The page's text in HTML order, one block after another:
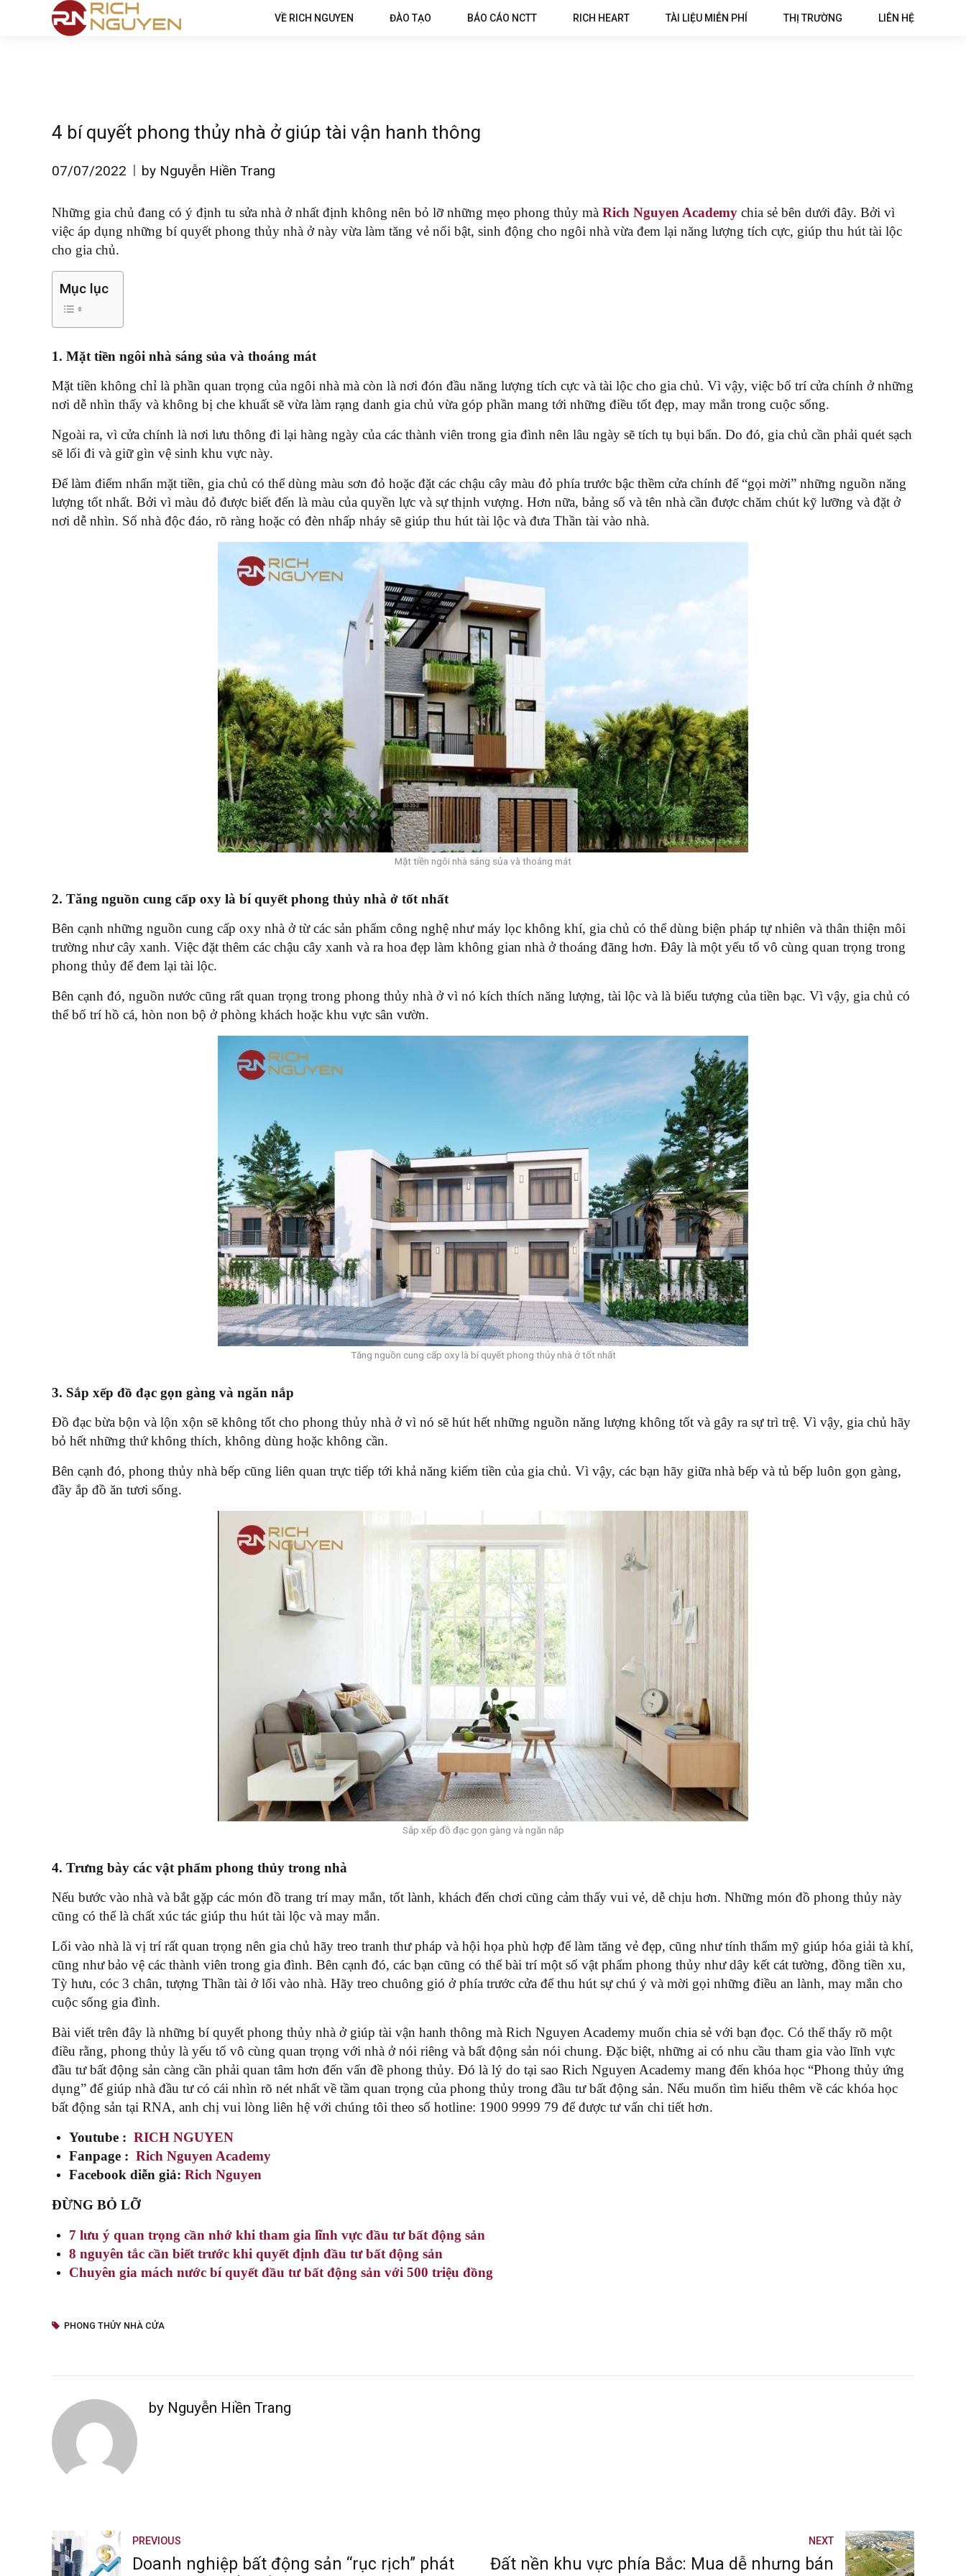
VỀ RICH NGUYEN ĐÀO TẠO BÁO CÁO NCTT RICH HEART TÀI LIỆU MIỄN PHÍ THỊ TRƯỜNG LIÊN HỆ
4 bí quyết phong thủy nhà ở giúp tài vận hanh thông
07/07/2022 by Nguyễn Hiền Trang
Những gia chủ đang có ý định tu sửa nhà ở nhất định không nên bỏ lỡ những mẹo phong thủy mà Rich Nguyen Academy chia sẻ bên dưới đây. Bởi vì
việc áp dụng những bí quyết phong thủy nhà ở này vừa làm tăng vẻ nổi bật, sinh động cho ngôi nhà vừa đem lại năng lượng tích cực, giúp thu hút tài lộc
cho gia chủ.
Mục lục
1. Mặt tiền ngôi nhà sáng sủa và thoáng mát
Mặt tiền không chỉ là phần quan trọng của ngôi nhà mà còn là nơi đón đầu năng lượng tích cực và tài lộc cho gia chủ. Vì vậy, việc bố trí cửa chính ở những
nơi dễ nhìn thấy và không bị che khuất sẽ vừa làm rạng danh gia chủ vừa góp phần mang tới những điều tốt đẹp, may mắn trong cuộc sống.
Ngoài ra, vì cửa chính là nơi lưu thông đi lại hàng ngày của các thành viên trong gia đình nên lâu ngày sẽ tích tụ bụi bẩn. Do đó, gia chủ cần phải quét sạch
sẽ lối đi và giữ gìn vệ sinh khu vực này.
Để làm điểm nhấn mặt tiền, gia chủ có thể dùng màu sơn đỏ hoặc đặt các chậu cây màu đỏ phía trước bậc thềm cửa chính để “gọi mời” những nguồn năng
lượng tốt nhất. Bởi vì màu đỏ được biết đến là màu của quyền lực và sự thịnh vượng. Hơn nữa, bảng số và tên nhà cần được chăm chút kỹ lưỡng và đặt ở
nơi dễ nhìn. Số nhà độc đáo, rõ ràng hoặc có đèn nhấp nháy sẽ giúp thu hút tài lộc và đưa Thần tài vào nhà.
Mặt tiền ngôi nhà sáng sủa và thoáng mát
2. Tăng nguồn cung cấp oxy là bí quyết phong thủy nhà ở tốt nhất
Bên cạnh những nguồn cung cấp oxy nhà ở từ các sản phẩm công nghệ như máy lọc không khí, gia chủ có thể dùng biện pháp tự nhiên và thân thiện môi
trường như cây xanh. Việc đặt thêm các chậu cây xanh và ra hoa đẹp làm không gian nhà ở thoáng đãng hơn. Đây là một yếu tố vô cùng quan trọng trong
phong thủy để đem lại tài lộc.
Bên cạnh đó, nguồn nước cũng rất quan trọng trong phong thủy nhà ở vì nó kích thích năng lượng, tài lộc và là biểu tượng của tiền bạc. Vì vậy, gia chủ có
thể bố trí hồ cá, hòn non bộ ở phòng khách hoặc khu vực sân vườn.
Tăng nguồn cung cấp oxy là bí quyết phong thủy nhà ở tốt nhất
3. Sắp xếp đồ đạc gọn gàng và ngăn nắp
Đồ đạc bừa bộn và lộn xộn sẽ không tốt cho phong thủy nhà ở vì nó sẽ hút hết những nguồn năng lượng không tốt và gây ra sự trì trệ. Vì vậy, gia chủ hãy
bỏ hết những thứ không thích, không dùng hoặc không cần.
Bên cạnh đó, phong thủy nhà bếp cũng liên quan trực tiếp tới khả năng kiếm tiền của gia chủ. Vì vậy, các bạn hãy giữa nhà bếp và tủ bếp luôn gọn gàng,
đầy ắp đồ ăn tươi sống.
Sắp xếp đồ đạc gọn gàng và ngăn nắp
4. Trưng bày các vật phẩm phong thủy trong nhà
Nếu bước vào nhà và bắt gặp các món đồ trang trí may mắn, tốt lành, khách đến chơi cũng cảm thấy vui vẻ, dễ chịu hơn. Những món đồ phong thủy này
cũng có thể là chất xúc tác giúp thu hút tài lộc và may mắn.
Lối vào nhà là vị trí rất quan trọng nên gia chủ hãy treo tranh thư pháp và hội họa phù hợp để làm tăng vẻ đẹp, cũng như tính thẩm mỹ giúp hóa giải tà khí,
cũng như bảo vệ các thành viên trong gia đình. Bên cạnh đó, các bạn cũng có thể bài trí một số vật phẩm phong thủy như dây kết cát tường, đồng tiền xu,
Tỳ hưu, cóc 3 chân, tượng Thần tài ở lối vào nhà. Hãy treo chuông gió ở phía trước cửa để thu hút sự chú ý và mời gọi những điều an lành, may mắn cho
cuộc sống gia đình.
Bài viết trên đây là những bí quyết phong thủy nhà ở giúp tài vận hanh thông mà Rich Nguyen Academy muốn chia sẻ với bạn đọc. Có thể thấy rõ một
điều rằng, phong thủy là yếu tố vô cùng quan trọng với nhà ở nói riêng và bất động sản nói chung. Đặc biệt, những ai có nhu cầu tham gia vào lĩnh vực
đầu tư bất động sản càng cần phải quan tâm hơn đến vấn đề phong thủy. Đó là lý do tại sao Rich Nguyen Academy mang đến khóa học “Phong thủy ứng
dụng” để giúp nhà đầu tư có cái nhìn rõ nét nhất về tầm quan trọng của phong thủy trong đầu tư bất động sản. Nếu muốn tìm hiểu thêm về các khóa học
bất động sản tại RNA, anh chị vui lòng liên hệ với chúng tôi theo số hotline: 1900 9999 79 để được tư vấn chi tiết hơn.
Youtube : RICH NGUYEN
Fanpage : Rich Nguyen Academy
Facebook diễn giả: Rich Nguyen
ĐỪNG BỎ LỠ
7 lưu ý quan trọng cần nhớ khi tham gia lĩnh vực đầu tư bất động sản
8 nguyên tắc cần biết trước khi quyết định đầu tư bất động sản
Chuyên gia mách nước bí quyết đầu tư bất động sản với 500 triệu đồng
PHONG THỦY NHÀ CỬA
by Nguyễn Hiền Trang
PREVIOUS
Doanh nghiệp bất động sản “rục rịch” phát
NEXT
Đất nền khu vực phía Bắc: Mua dễ nhưng bán